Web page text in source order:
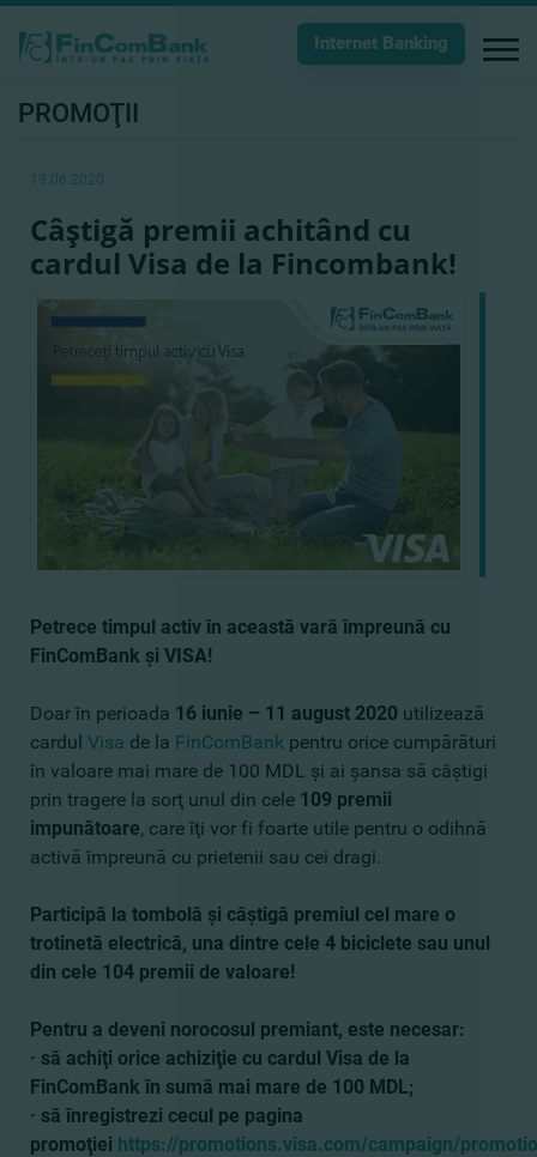
Internet Banking
PROMOŢII
19.06.2020
Câştigă premii achitând cu
cardul Visa de la Fincombank!
Petrece timpul activ în această vară împreună cu
FinComBank şi VISA!
Doar în perioada 16 iunie – 11 august 2020 utilizează
cardul Visa de la FinComBank pentru orice cumpărături
în valoare mai mare de 100 MDL şi ai şansa să câştigi
prin tragere la sorţ unul din cele 109 premii
impunătoare, care îţi vor fi foarte utile pentru o odihnă
activă împreună cu prietenii sau cei dragi.
Participă la tombolă şi câştigă premiul cel mare o
trotinetă electrică, una dintre cele 4 biciclete sau unul
din cele 104 premii de valoare!
Pentru a deveni norocosul premiant, este necesar:
· să achiţi orice achiziţie cu cardul Visa de la
FinComBank în sumă mai mare de 100 MDL;
· să înregistrezi cecul pe pagina
promoţiei https://promotions.visa.com/campaign/